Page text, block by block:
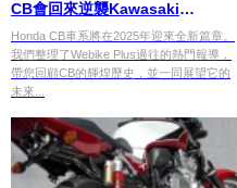
CB會回來逆襲Kawasaki
Z900？！
Honda CB車系將在2025年迎來全新篇章。
我們整理了Webike Plus過往的熱門報導，
帶您回顧CB的輝煌歷史，並一同展望它的
未來...